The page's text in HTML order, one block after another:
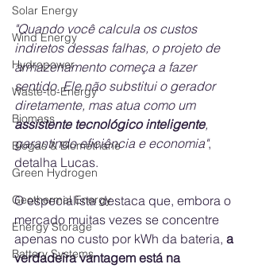
Solar Energy
Wind Energy
Hydropower
Waste-to-Energy
Biomass
Biogas & Biomethane
Green Hydrogen
Geothermal Energy
Energy Storage
Battery Systems
"Quando você calcula os custos
indiretos dessas falhas, o projeto de
armazenamento começa a fazer
sentido. Ele não substitui o gerador
diretamente, mas atua como um
assistente tecnológico inteligente,
garantindo eficiência e economia",
detalha Lucas.
O especialista destaca que, embora o
mercado muitas vezes se concentre
apenas no custo por kWh da bateria, a
verdadeira vantagem está na